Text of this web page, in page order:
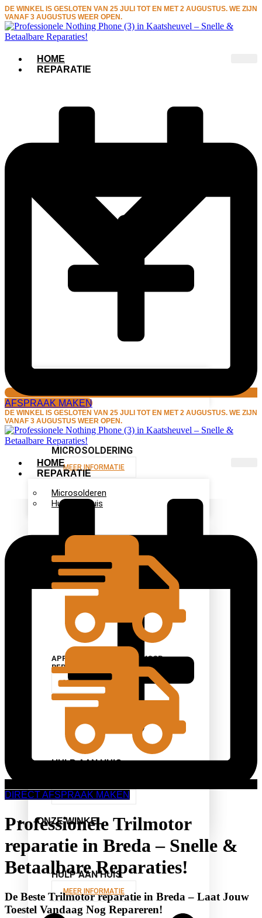
Ga
naar
de
inhoud
DE WINKEL IS GESLOTEN VAN 25 JULI TOT EN MET 2 AUGUSTUS. WE ZIJN
VANAF 3 AUGUSTUS WEER OPEN.
HOME
REPARATIE
MICROSOLDERING
MEER INFORMATIE
APPARAAT VERZENDEN VOOR
REPARATIE
MEER INFORMATIE
HULP AAN HUIS
ONZE WINKEL
AFSPRAAK MAKEN
DE WINKEL IS GESLOTEN VAN 25 JULI TOT EN MET 2 AUGUSTUS. WE ZIJN
VANAF 3 AUGUSTUS WEER OPEN.
HOME
REPARATIE
Microsolderen
Hulp aan huis
MICROSOLDERING
MEER INFORMATIE
MEER INFORMATIE
HULP AAN HUIS
MEER INFORMATIE
DIRECT AFSPRAAK MAKEN
Professionele Trilmotor
reparatie in Breda – Snelle &
Betaalbare Reparaties!
De Beste Trilmotor reparatie in Breda – Laat Jouw
Toestel Vandaag Nog Repareren!